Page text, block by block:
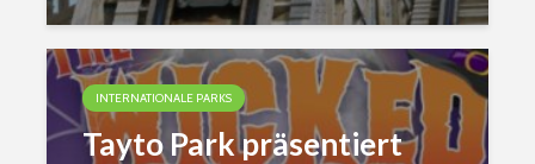
INTERNATIONALE PARKS
Tayto Park präsentiert